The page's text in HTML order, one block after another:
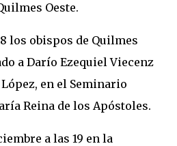
Oeste.
los obispos de Quilmes
a Darío Ezequiel Viecenz
en el Seminario
Reina de los Apóstoles.
a las 19 en la